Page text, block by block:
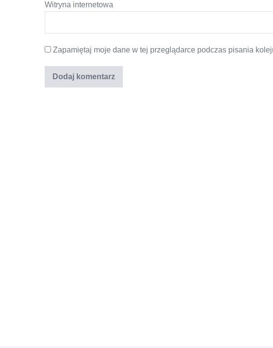
Witryna internetowa
Zapamiętaj moje dane w tej przeglądarce podczas pisania